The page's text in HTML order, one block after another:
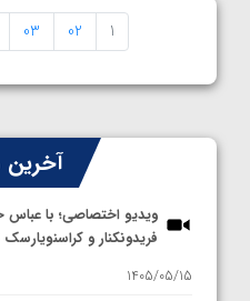
1
02
03
ویدیو اختصاصی؛ با عباس
فریدونکنار و کراسنویارسک
1405/05/15